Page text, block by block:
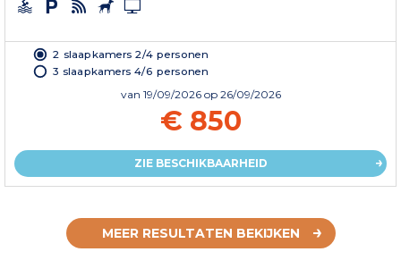
2 slaapkamers 2/4 personen
3 slaapkamers 4/6 personen
van 19/09/2026 op 26/09/2026
€ 850
ZIE BESCHIKBAARHEID
MEER RESULTATEN BEKIJKEN